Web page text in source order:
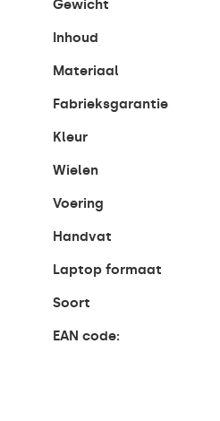
Gewicht
Inhoud
Materiaal
Fabrieksgarantie
Kleur
Wielen
Voering
Handvat
Laptop formaat
Soort
EAN code: